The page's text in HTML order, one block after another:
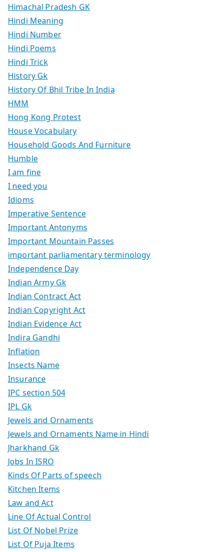
Himachal Pradesh GK
Hindi Meaning
Hindi Number
Hindi Poems
Hindi Trick
History Gk
History Of Bhil Tribe In India
HMM
Hong Kong Protest
House Vocabulary
Household Goods And Furniture
Humble
I am fine
I need you
Idioms
Imperative Sentence
Important Antonyms
Important Mountain Passes
important parliamentary terminology
Independence Day
Indian Army Gk
Indian Contract Act
Indian Copyright Act
Indian Evidence Act
Indira Gandhi
Inflation
Insects Name
Insurance
IPC section 504
IPL Gk
Jewels and Ornaments
Jewels and Ornaments Name in Hindi
Jharkhand Gk
Jobs In ISRO
Kinds Of Parts of speech
Kitchen Items
Law and Act
Line Of Actual Control
List Of Nobel Prize
List Of Puja Items